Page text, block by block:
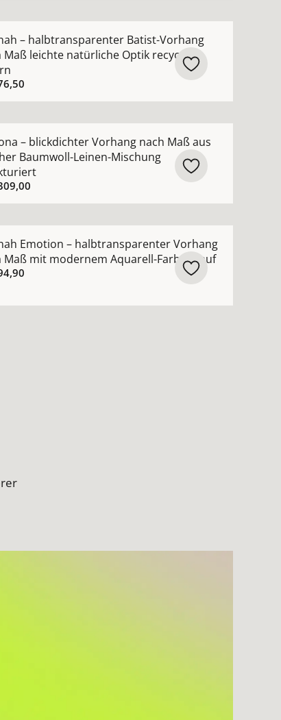
– halbtransparenter Batist-Vorhang
Maß leichte natürliche Optik recycelte
– blickdichter Vorhang nach Maß aus
Baumwoll-Leinen-Mischung
Emotion – halbtransparenter Vorhang
Maß mit modernem Aquarell-Farbverlauf